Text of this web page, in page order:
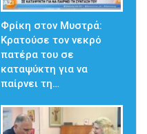
Φρίκη στον Μυστρά:
Κρατούσε τον νεκρό
πατέρα του σε
καταψύκτη για να
παίρνει τη…